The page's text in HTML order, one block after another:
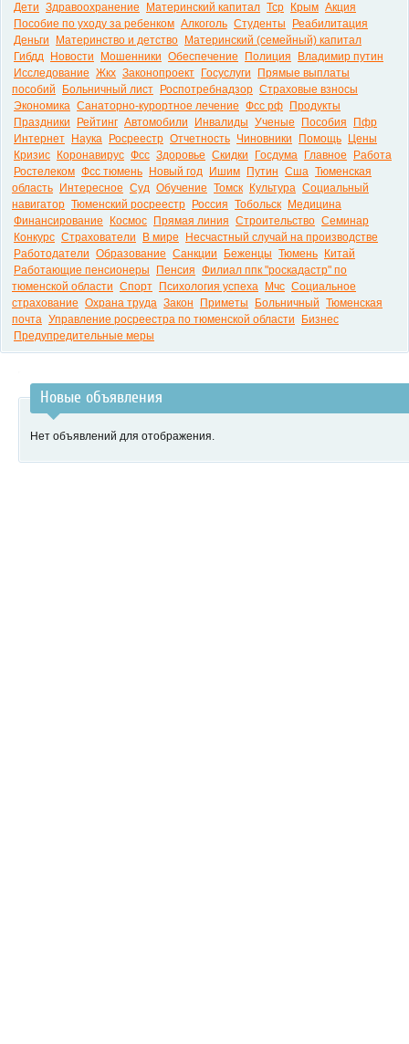
Дети Здравоохранение Материнский капитал Тср Крым Акция
Пособие по уходу за ребенком Алкоголь Студенты
Реабилитация
Деньги
Материнство и детство
Материнский (семейный) капитал
Гибдд
Новости Мошенники Обеспечение Полиция
Владимир путин
Исследование Жкх Законопроект Госуслуги
Прямые выплаты
пособий
Больничный лист Роспотребнадзор Страховые взносы
Экономика Санаторно-курортное лечение Фсс рф
Продукты
Праздники
Рейтинг Автомобили Инвалиды Ученые Пособия
Пфр
Интернет
Наука Росреестр Отчетность Чиновники Помощь
Цены
Кризис
Коронавирус Фсс Здоровье Скидки Госдума Главное
Работа
Ростелеком Фсс тюмень Новый год Ишим Путин Сша Тюменская
область
Интересное Суд Обучение Томск Культура Социальный
навигатор Тюменский росреестр Россия Тобольск
Медицина
Финансирование
Космос Прямая линия Строительство Семинар
Конкурс Страхователи В мире
Несчастный случай на производстве
Работодатели Образование Санкции Беженцы Тюмень
Китай
Работающие пенсионеры
Пенсия Филиал ппк "роскадастр" по
тюменской области Спорт Психология успеха Мчс Социальное
страхование Охрана труда Закон Приметы Больничный Тюменская
почта Управление росреестра по тюменской области
Бизнес
Предупредительные меры
Новые объявления
Нет объявлений для отображения.